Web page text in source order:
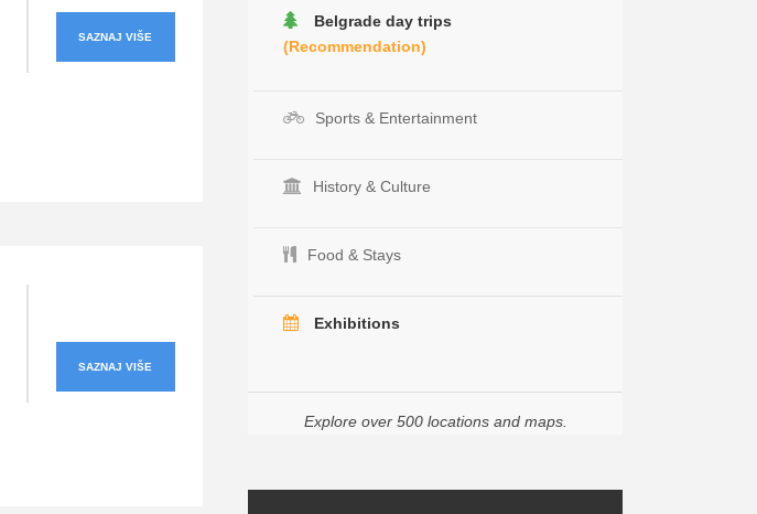
SAZNAJ VIŠE
SAZNAJ VIŠE
Belgrade day trips
(Recommendation)
Sports & Entertainment
History & Culture
Food & Stays
Exhibitions
Explore over 500 locations and maps.